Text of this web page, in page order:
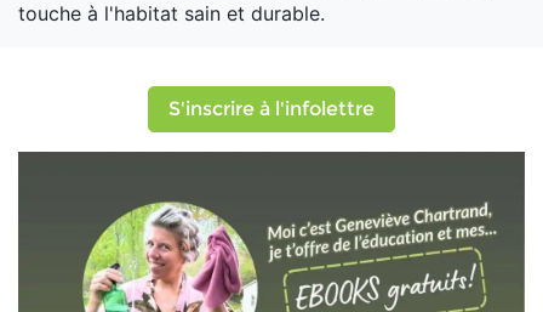
touche à l'habitat sain et durable.
S'inscrire à l'infolettre